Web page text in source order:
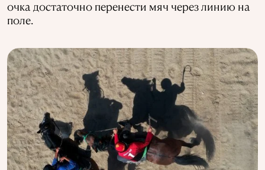
очка достаточно перенести мяч через линию на
поле.